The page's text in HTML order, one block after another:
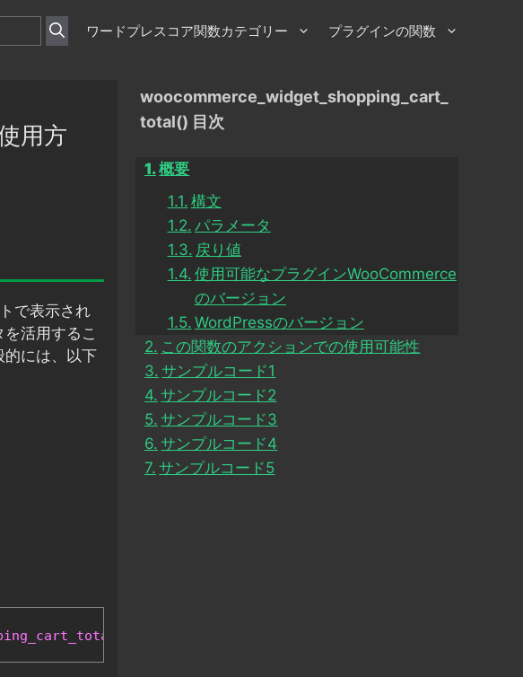
ワードプレスコア関数カテゴリー プラグインの関数
用方
で表示され
活用するこ
的には、以下
woocommerce_widget_shopping_cart_
total() 目次
概要
構文
パラメータ
戻り値
使用可能なプラグインWooCommerce
のバージョン
WordPressのバージョン
この関数のアクションでの使用可能性
サンプルコード1
サンプルコード2
サンプルコード3
サンプルコード4
サンプルコード5